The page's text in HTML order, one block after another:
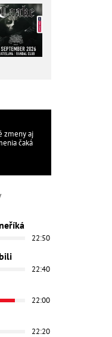
zmeny aj
čaká
22:50
22:40
22:00
22:20